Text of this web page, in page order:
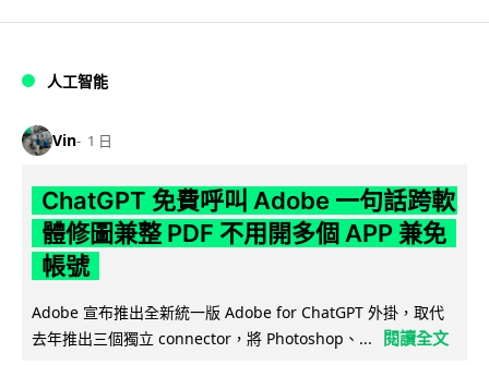
人工智能
Vin 1 日
ChatGPT 免費呼叫 Adobe 一句話跨軟
體修圖兼整 PDF 不用開多個 APP 兼免
帳號
Adobe 宣布推出全新統一版 Adobe for ChatGPT 外掛，取代
去年推出三個獨立 connector，將 Photoshop、...
閱讀全文